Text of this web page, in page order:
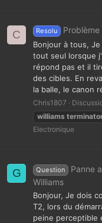
C Resolu
Bonjour à tous,
tout seul lorsque
répond pas et il
des cibles. En
la balle, le canon
Chris1807
williams
Electronique
G Question
Panne
Williams
Bonjour, Je dois
T2, lors du
peine perceptible